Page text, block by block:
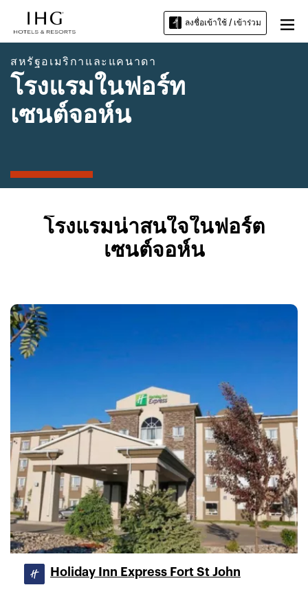
ลงชื่อเข้าใช้ / เข้าร่วม
สหรัฐอเมริกาและแคนาดา
โรงแรมในฟอร์ท
เซนต์จอห์น
โรงแรมน่าสนใจในฟอร์ต
เซนต์จอห์น
Holiday Inn Express Fort St John